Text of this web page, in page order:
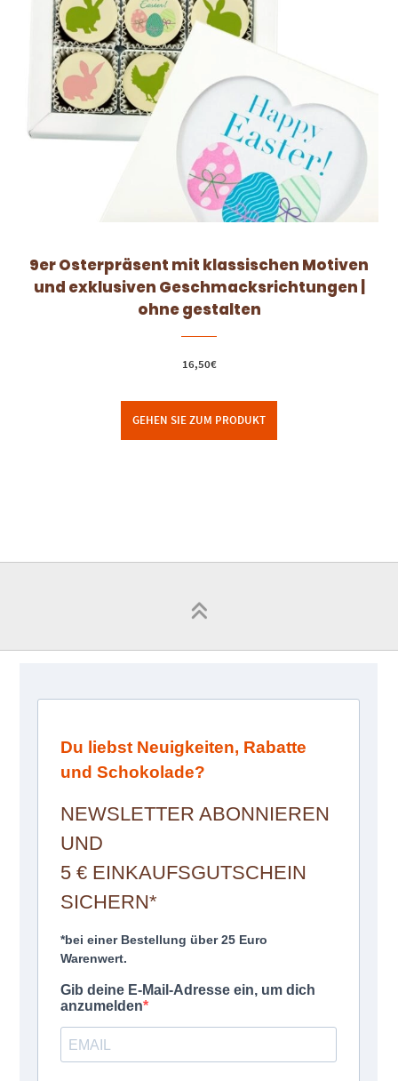
9er Osterpräsent mit klassischen Motiven
und exklusiven Geschmacksrichtungen |
ohne gestalten
16,50€
GEHEN SIE ZUM PRODUKT